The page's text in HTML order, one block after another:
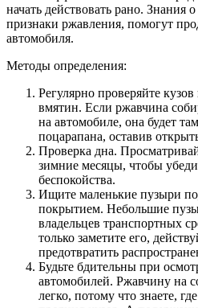
начать действовать рано. Знания
признаки ржавления, помогут
автомобиля.
Методы определения:
Регулярно проверяйте
вмятин. Если ржавчина
на автомобиле, она будет
поцарапана, оставив
Проверка дна.
зимние месяцы, чтобы
беспокойства.
Ищите маленькие пузыри
покрытием. Небольшие
владельцев транспортных
только заметите его,
предотвратить
Будьте бдительны при
автомобилей. Ржавчину на
легко, потому что знаете,